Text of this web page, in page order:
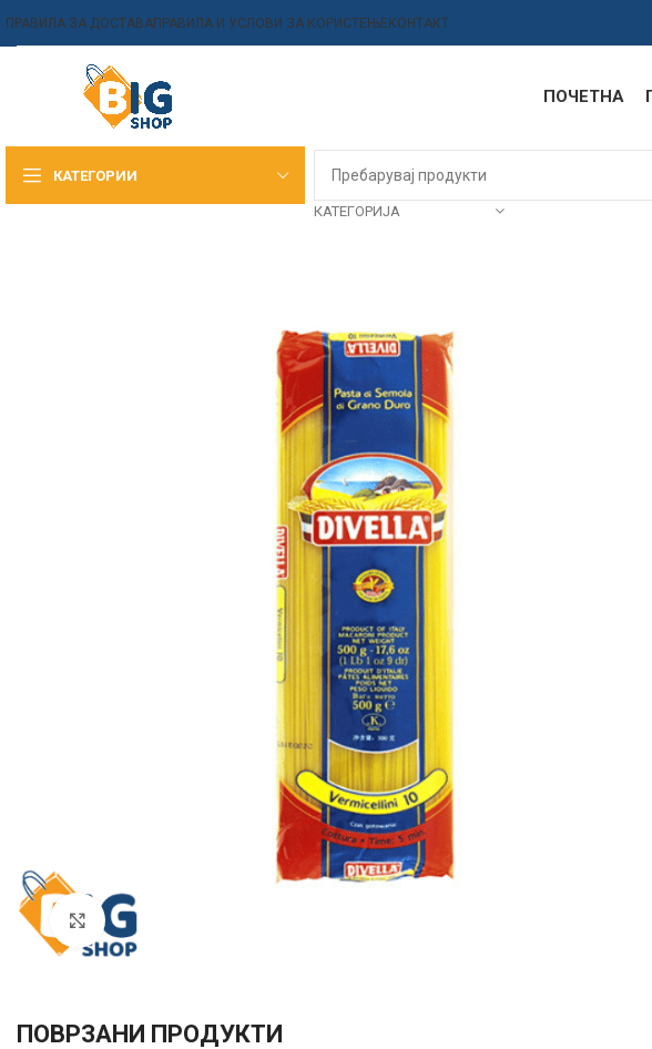
ПРАВИЛА ЗА ДОСТАВАПРАВИЛА И УСЛОВИ ЗА КОРИСТЕЊЕКОНТАКТ
ПОЧЕТНА
КАТЕГОРИИ
КАТЕГОРИЈА
Click to enlarge
ПОВРЗАНИ ПРОДУКТИ